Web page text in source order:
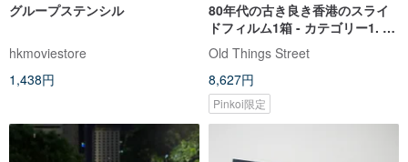
グループステンシル
hkmoviestore
1,438円
80年代の古き良き香港のスライ
ドフィルム1箱 - カテゴリー1. 香
港 Hong Kong
Old Things Street
8,627円
Pinkoi限定